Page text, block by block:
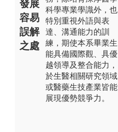
發展
容易
誤解
之處
科學專業學識外，也
特別重視外語與表
達、溝通能力的訓
練，期使本系畢業生
能具備國際觀、具優
越領導及整合能力，
於生醫相關研究領域
或醫藥生技產業皆能
展現優勢競爭力。